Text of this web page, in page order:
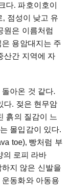
다. 파호이호이
점성이 낮고 유
원은 이름처럼
용암대지는 주
산간 지역에 자
아온 것 같다.
다. 젖은 현무암
흙의 질감이 느
몰입감이 있다.
toe), 빵처럼 부
의 로피 라바
지 않은 신발을
동화와 아동용